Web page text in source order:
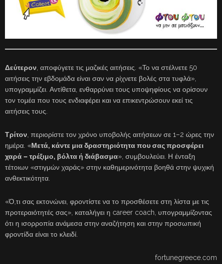
Δεύτερον, αποφύγετε τις μαζικές αιτήσεις. «Το να στέλνετε 50
αιτήσεις την εβδομάδα είναι σαν να ρίχνετε βολές στα τυφλά»,
υπογραμμίζει. Αντίθετα, ενθαρρύνει τους υποψηφίους να ορίσουν
τον τομέα που τους ενδιαφέρει και να επικεντρώσουν εκεί τις
αιτήσεις τους.
Τρίτον, περιορίστε τον χρόνο υποβολής αιτήσεων σε 1–2 ώρες την
ημέρα. «Μετά, κάντε μια δραστηριότητα που σας προσφέρει
χαρά – τρέξιμο, βόλτα ή διάβασμα», συμβουλεύει. Η ένταξη
τέτοιων «στιγμών χαράς» στην καθημερινότητα βοηθά στην ψυχική
ανθεκτικότητα.
«Ό,τι σας εκτονώνει, φροντίστε να το προσθέσετε στη λίστα με τις
προτεραιότητές σας», καταλήγει η career coach, υπογραμμίζοντας
ότι η ισορροπία ανάμεσα στην αναζήτηση και στην προσωπική
φροντίδα είναι το κλειδί.
fortunegreece.com